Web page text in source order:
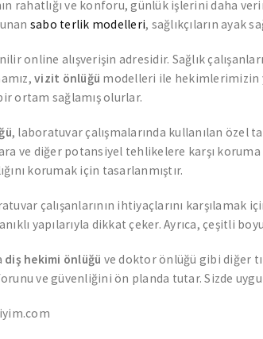
rahatlığı ve konforu, günlük işlerini daha
sabo terlik modelleri, sağlıkçıların ayak
online alışverişin adresidir. Sağlık
vizit önlüğü modelleri ile hekimlerimizin
ortam sağlamış olurlar.
, laboratuvar çalışmalarında kullanılan özel
ve diğer potansiyel tehlikelere karşı koruma
korumak için tasarlanmıştır.
çalışanlarının ihtiyaçlarını karşılamak
yapılarıyla dikkat çeker. Ayrıca, çeşitli
diş hekimi önlüğü ve doktor önlüğü gibi diğer
ve güvenliğini ön planda tutar. Sizde